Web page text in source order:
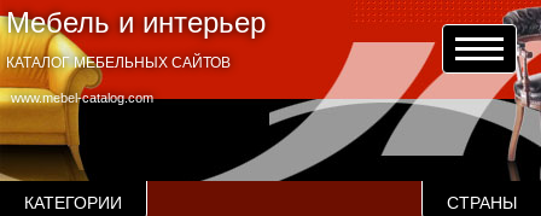
Мебель и интерьер
www.mebel-catalog.com
КАТАЛОГ МЕБЕЛЬНЫХ САЙТОВ
КАТЕГОРИИ СТРАНЫ